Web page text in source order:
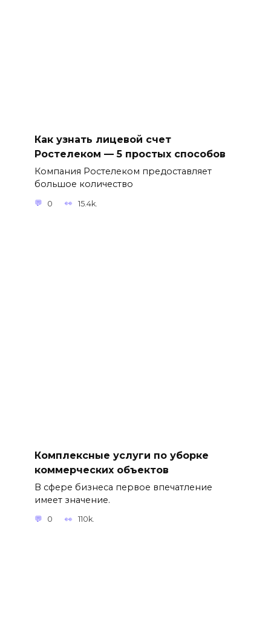
Как узнать лицевой счет
Ростелеком — 5 простых способов
Компания Ростелеком предоставляет
большое количество
0 15.4k.
Комплексные услуги по уборке
коммерческих объектов
В сфере бизнеса первое впечатление
имеет значение.
0 110k.